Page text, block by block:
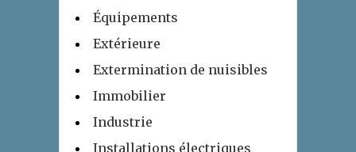
Équipements
Extérieure
Extermination de nuisibles
Immobilier
Industrie
Installations électriques